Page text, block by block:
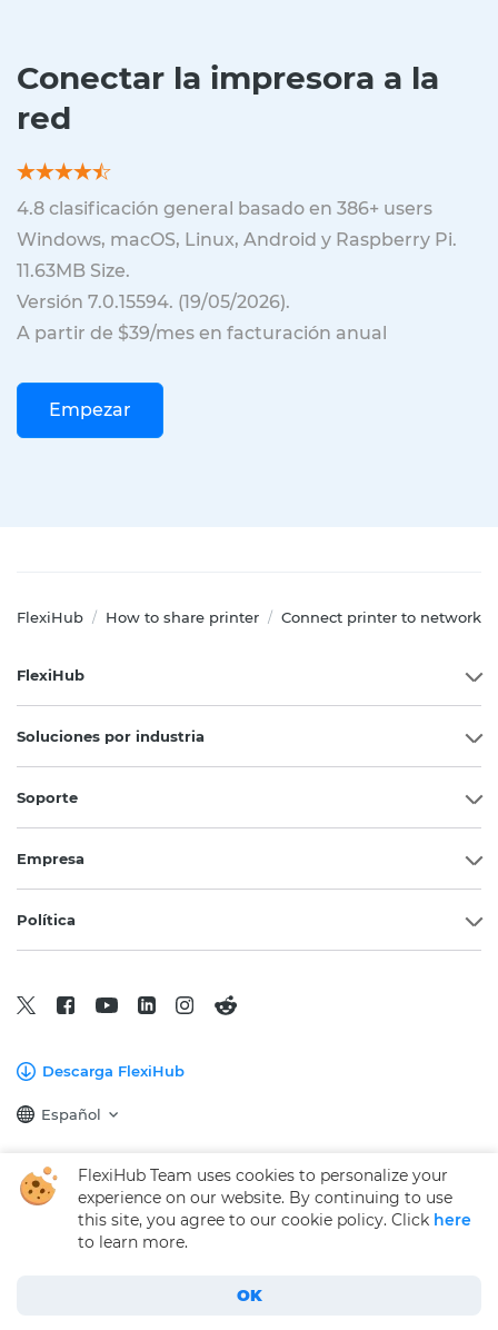
FlexiHub Team uses cookies to personalize your
experience on our website. By continuing to use
this site, you agree to our cookie policy. Click here
to learn more.
OK
Cómo añadir una Impresora de Red
Conectar la impresora a la
red
4.8 clasificación general basado en 386+ users
Windows, macOS, Linux, Android y Raspberry Pi.
11.63MB Size.
Versión 7.0.15594. (19/05/2026).
A partir de $39/mes en facturación anual
Empezar
FlexiHub / How to share printer / Connect printer to network
FlexiHub
Soluciones por industria
Soporte
Empresa
Política
Descarga FlexiHub
Español
Copyright © 2026 Electronic Team, Inc., sus filiales y licenciadores.
Información Legal.
11890 Sunrise Valley Dr, Ste 111, Reston, VA 20191, USA • +12023358465 •
support@electronic.us